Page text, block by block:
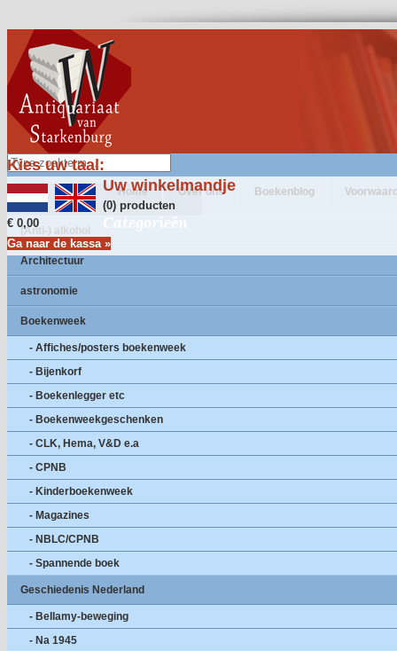
Kies uw taal:
Uw winkelmandje
(0) producten
€ 0,00
Ga naar de kassa »
Home Over ons Boekenblog
Categorieën
(Anti-) alkohol
Architectuur
astronomie
Boekenweek
- Affiches/posters boekenweek
- Bijenkorf
- Boekenlegger etc
- Boekenweekgeschenken
- CLK, Hema, V&D e.a
- CPNB
- Kinderboekenweek
- Magazines
- NBLC/CPNB
- Spannende boek
Geschiedenis Nederland
- Bellamy-beweging
- Na 1945